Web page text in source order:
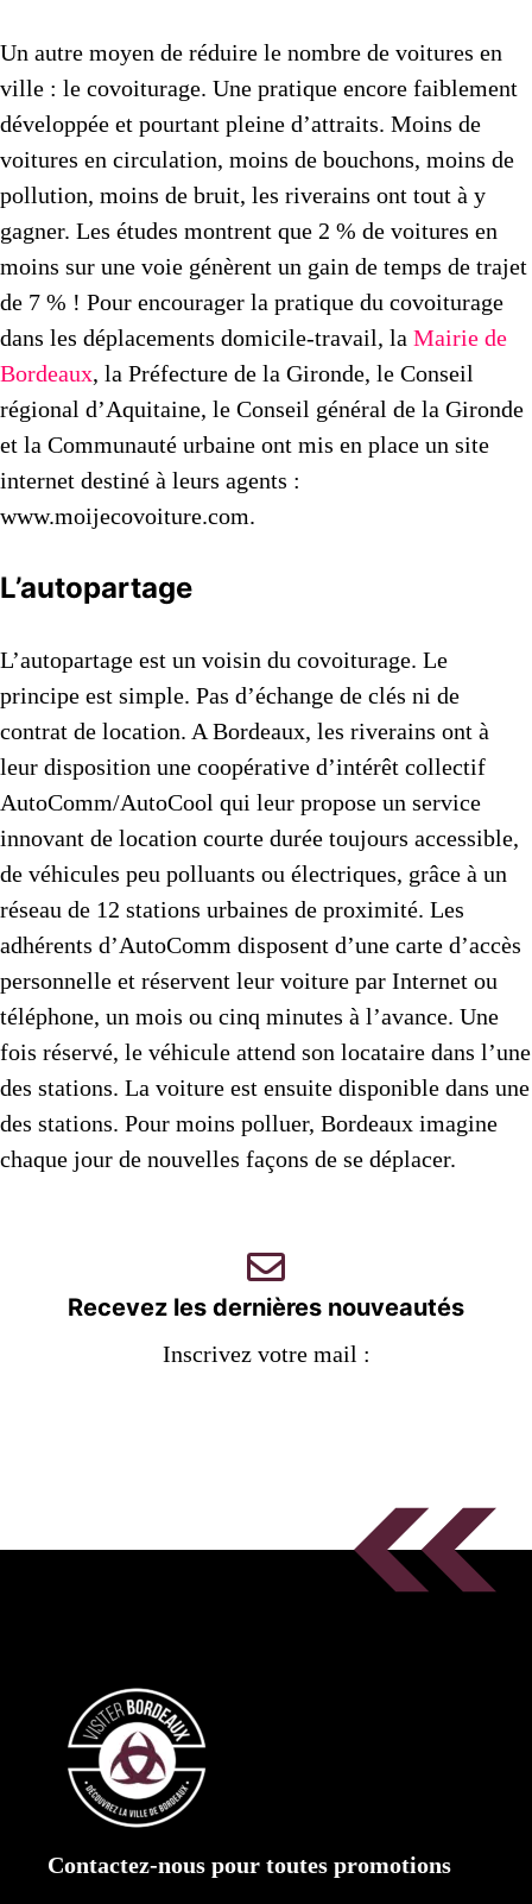
Un autre moyen de réduire le nombre de voitures en
ville : le covoiturage. Une pratique encore faiblement
développée et pourtant pleine d’attraits. Moins de
voitures en circulation, moins de bouchons, moins de
pollution, moins de bruit, les riverains ont tout à y
gagner. Les études montrent que 2 % de voitures en
moins sur une voie génèrent un gain de temps de trajet
de 7 % ! Pour encourager la pratique du covoiturage
dans les déplacements domicile-travail, la Mairie de
Bordeaux, la Préfecture de la Gironde, le Conseil
régional d’Aquitaine, le Conseil général de la Gironde
et la Communauté urbaine ont mis en place un site
internet destiné à leurs agents :
www.moijecovoiture.com.
L’autopartage
L’autopartage est un voisin du covoiturage. Le
principe est simple. Pas d’échange de clés ni de
contrat de location. A Bordeaux, les riverains ont à
leur disposition une coopérative d’intérêt collectif
AutoComm/AutoCool qui leur propose un service
innovant de location courte durée toujours accessible,
de véhicules peu polluants ou électriques, grâce à un
réseau de 12 stations urbaines de proximité. Les
adhérents d’AutoComm disposent d’une carte d’accès
personnelle et réservent leur voiture par Internet ou
téléphone, un mois ou cinq minutes à l’avance. Une
fois réservé, le véhicule attend son locataire dans l’une
des stations. La voiture est ensuite disponible dans une
des stations. Pour moins polluer, Bordeaux imagine
chaque jour de nouvelles façons de se déplacer.
Recevez les dernières nouveautés
Inscrivez votre mail :
Contactez-nous pour toutes promotions